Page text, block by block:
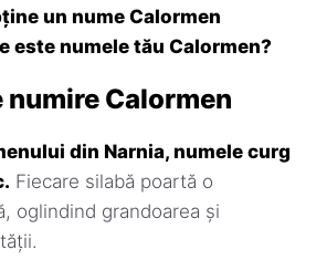
un nume Calormen
este numele tău Calormen?
Calormen
din Narnia, numele curg
Fiecare silabă poartă o
oglindind grandoarea și